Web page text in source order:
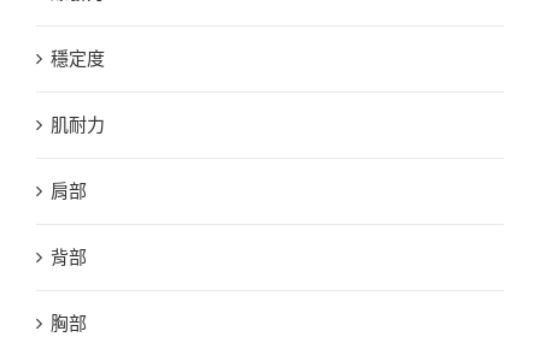
穩定度
肌耐力
肩部
背部
胸部